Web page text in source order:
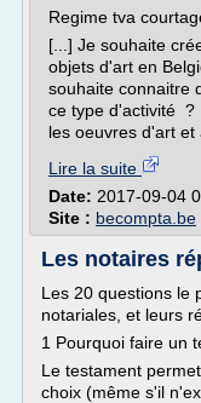
Regime tva
[...] Je souhaite
objets d'art en
souhaite connaitre
ce type d'activité ?
les oeuvres d'art et
Lire la suite
Date: 2017-09-04
Site : becompta.be
Les notaires
Les 20 questions le
notariales, et leurs
1 Pourquoi faire un
Le testament
choix (même s'il